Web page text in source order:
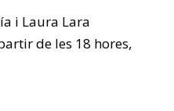
i Laura Lara
de les 18 hores,